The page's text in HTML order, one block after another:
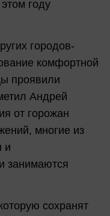
году
городов-
комфортной
проявили
Андрей
от горожан
многие из
и
занимаются
сохранят